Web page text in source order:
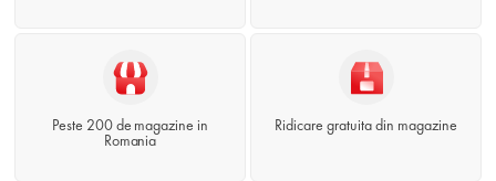
Peste 200 de magazine in
Romania
Ridicare gratuita din magazine